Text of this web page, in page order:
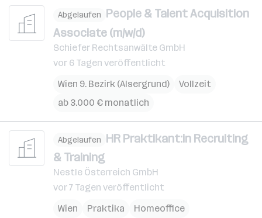
Abgelaufen People & Talent Acquisition
Associate (m/w/d)
Schiefer Rechtsanwälte GmbH
vor 6 Tagen veröffentlicht
Wien 9. Bezirk (Alsergrund)
Vollzeit
ab 3.000 € monatlich
Abgelaufen HR Praktikant:in Recruiting
& Training
Nestle Österreich GmbH
vor 7 Tagen veröffentlicht
Wien
Praktika
Homeoffice